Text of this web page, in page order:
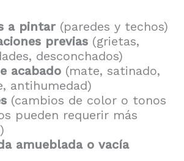
a pintar (paredes y techos)
previas (grietas,
desconchados)
acabado (mate, satinado,
antihumedad)
(cambios de color o tonos
pueden requerir más
amueblada o vacía